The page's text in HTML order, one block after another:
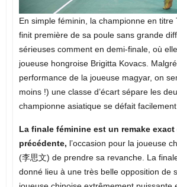
En simple féminin, la championne en titre
finit première de sa poule sans grande
sérieuses comment en demi-finale, où
joueuse hongroise Brigitta Kovacs.
performance de la joueuse magyar, on
moins !) une classe d’écart sépare les
championne asiatique se défait
La finale féminine est un remake exact
précédente, l’occasion pour la joueuse
(李思文) de prendre sa revanche. La
donné lieu à une très belle opposition de